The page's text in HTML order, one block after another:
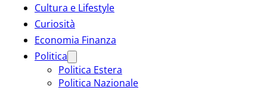
Cultura e Lifestyle
Curiosità
Economia Finanza
Politica
Politica Estera
Politica Nazionale